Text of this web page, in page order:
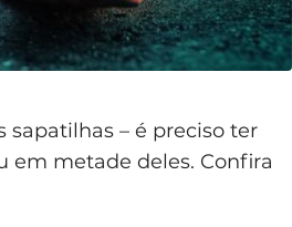
sapatilhas – é preciso ter
em metade deles. Confira